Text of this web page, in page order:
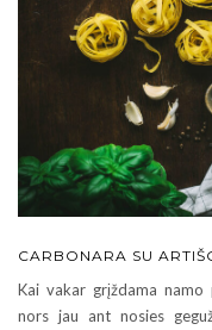
CARBONARA SU
Kai vakar grįždama
nors jau ant nosies